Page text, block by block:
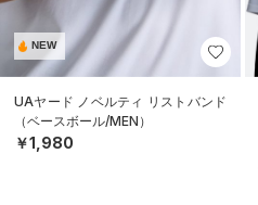
NEW
UAヤード ノベルティ リストバンド
（ベースボール/MEN）
￥1,980